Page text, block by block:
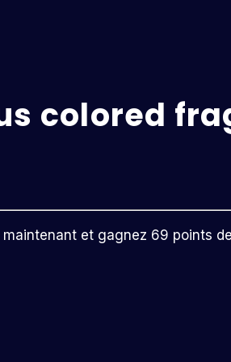
colored
et gagnez 69 points